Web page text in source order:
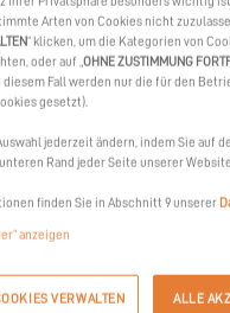
feiert ihr 101-jähriges
voller Aktivitäten, neuer
Zubehörhalle in
EINLADUNG
Arten von Cookies nicht
“ klicken, um die Kategorien von
oder auf „OHNE ZUSTIMMUNG
diesem Fall werden nur die für den
gesetzt).
jederzeit ändern, indem Sie auf
unteren Rand jeder Seite unserer
finden Sie in Abschnitt 9 unserer
anzeigen
VERWALTEN ALLE